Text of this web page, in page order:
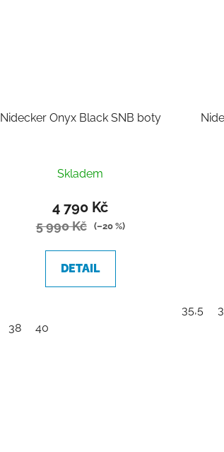
Nidecker Onyx Black SNB boty
Skladem
4 790 Kč
5 990 Kč (–20 %)
DETAIL
38 40
35,5